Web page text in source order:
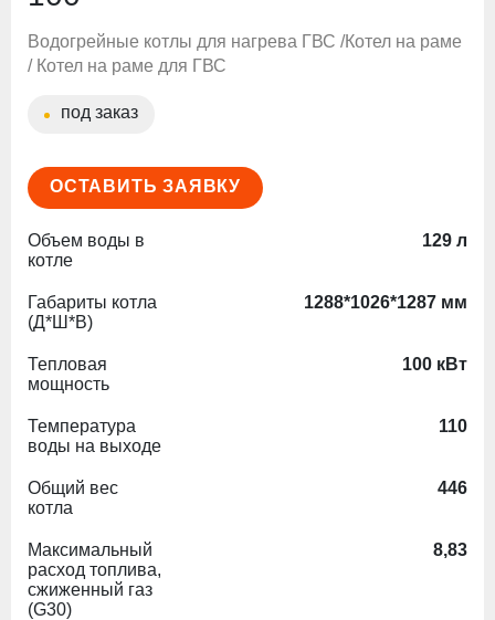
Водогрейные котлы для нагрева ГВС /Котел на раме
/ Котел на раме для ГВС
под заказ
ОСТАВИТЬ ЗАЯВКУ
Объем воды в
котле
129 л
Габариты котла
(Д*Ш*В)
1288*1026*1287 мм
Тепловая
мощность
100 кВт
Температура
воды на выходе
110
Общий вес
котла
446
Максимальный
расход топлива,
сжиженный газ
(G30)
8,83